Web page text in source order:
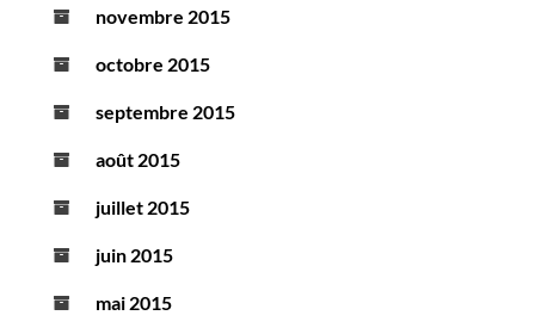
novembre 2015
octobre 2015
septembre 2015
août 2015
juillet 2015
juin 2015
mai 2015